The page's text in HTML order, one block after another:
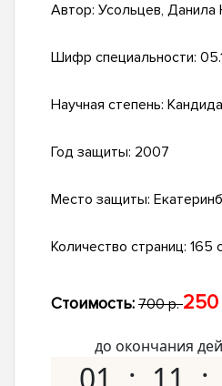
Автор: Усольцев,
Шифр специальности:
Научная степень:
Год защиты: 2007
Место защиты:
Количество страниц: 165
Стоимость: 700 р.250
до окончания